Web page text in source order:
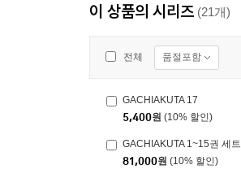
이 상품의 시리즈 (21개)
전체 품절포함
GACHIAKUTA 17
5,400원 (10% 할인)
GACHIAKUTA 1~15권 세트
81,000원 (10% 할인)